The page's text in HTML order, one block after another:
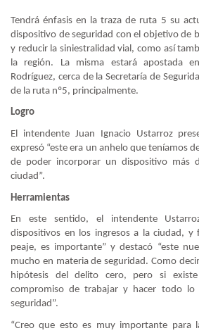
Tendrá énfasis en la traza de ruta 5 su
dispositivo de seguridad con el objetivo de
y reducir la siniestralidad vial, como así
la región. La misma estará apostada
Rodríguez, cerca de la Secretaría de
de la ruta nº5, principalmente.
Logro
El intendente Juan Ignacio Ustarroz
expresó “este era un anhelo que teníamos
de poder incorporar un dispositivo más
ciudad”.
Herramientas
En este sentido, el intendente
dispositivos en los ingresos a la ciudad, y
peaje, es importante” y destacó “este
mucho en materia de seguridad. Como
hipótesis del delito cero, pero si
compromiso de trabajar y hacer todo lo
seguridad”.
“Creo que esto es muy importante para